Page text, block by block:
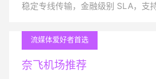
稳定专线传输，金融级别 SLA，支
流媒体爱好者首选
奈飞机场推荐